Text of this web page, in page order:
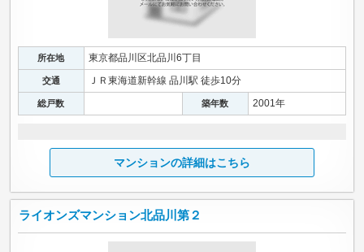
所在地 東京都品川区北品川6丁目
交通 ＪＲ東海道新幹線 品川駅 徒歩10分
総戸数 築年数 2001年
マンションの詳細はこちら
ライオンズマンション北品川第２